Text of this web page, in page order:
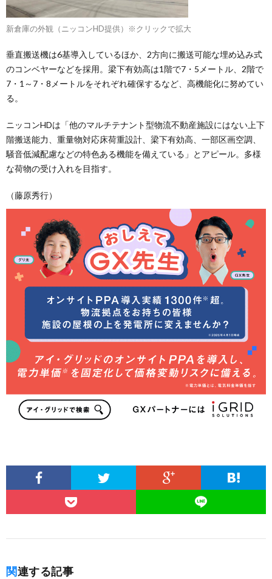
新倉庫の外観（ニッコンHD提供）※クリックで拡大
垂直搬送機は6基導入しているほか、2方向に搬送可能な埋め込み式
のコンベヤーなどを採用。梁下有効高は1階で7・5メートル、2階で
7・1～7・8メートルをそれぞれ確保するなど、高機能化に努めてい
る。
ニッコンHDは「他のマルチテナント型物流不動産施設にはない上下
階搬送能力、重量物対応床荷重設計、梁下有効高、一部区画空調、
騒音低減配慮などの特色ある機能を備えている」とアピール。多様
な荷物の受け入れを目指す。
（藤原秀行）
関連する記事